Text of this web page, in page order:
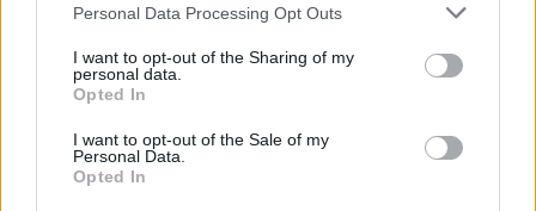
Please note that this website/app uses one or more Google
not limited to your visit or usage behaviour. You may click to
grant or deny consent to Google and its third-party tags to
use your data for below specified purposes in below Google
consent section.
Personal Data Processing Opt Outs
I want to opt-out of the Sharing of my
personal data.
Opted In
I want to opt-out of the Sale of my
Personal Data.
Opted In
ΑΣΕΠ: Αυτές είναι οι δύο επόμενες
προκηρύξεις «μαμούθ» (με μόρια)
ΑΣΕΠ: Νέος γραπτός διαγωνισμός -
Μόνιμοι στο υπουργείο Εξωτερικών